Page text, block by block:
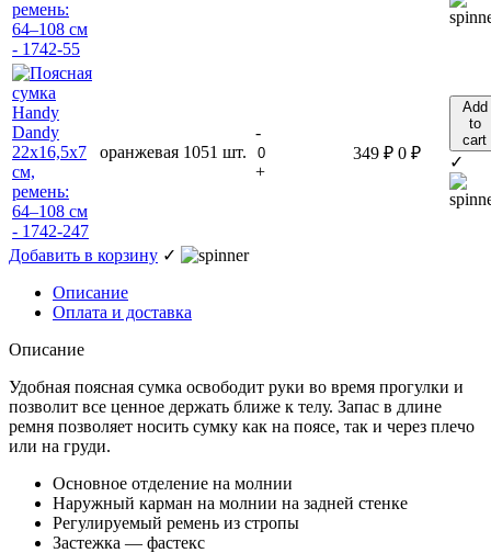
оранжевая 1051 шт.
-
+
349 ₽ 0 ₽
Add
to
cart
✓
Добавить в корзину ✓
Описание
Оплата и доставка
Описание
Удобная поясная сумка освободит руки во время прогулки и
позволит все ценное держать ближе к телу. Запас в длине
ремня позволяет носить сумку как на поясе, так и через плечо
или на груди.
Основное отделение на молнии
Наружный карман на молнии на задней стенке
Регулируемый ремень из стропы
Застежка — фастекс